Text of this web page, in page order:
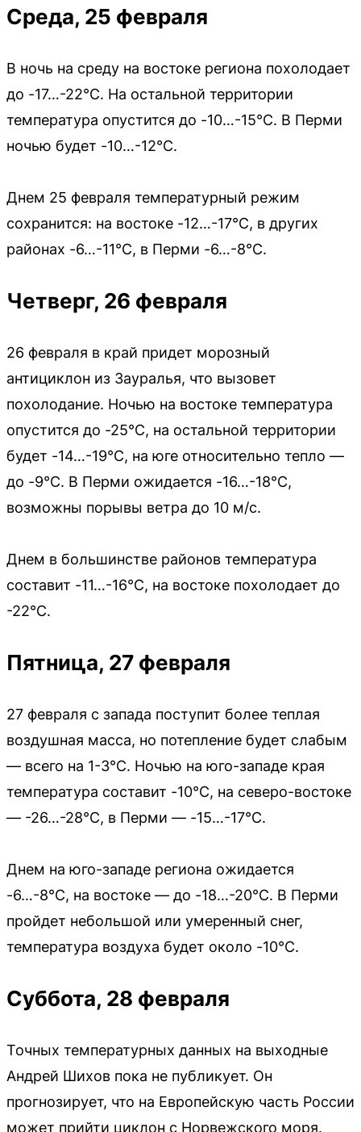
Среда, 25 февраля
В ночь на среду на востоке региона похолодает
до -17…-22°C. На остальной территории
температура опустится до -10…-15°C. В Перми
ночью будет -10…-12°C.
Днем 25 февраля температурный режим
сохранится: на востоке -12…-17°C, в других
районах -6…-11°C, в Перми -6…-8°C.
Четверг, 26 февраля
26 февраля в край придет морозный
антициклон из Зауралья, что вызовет
похолодание. Ночью на востоке температура
опустится до -25°C, на остальной территории
будет -14…-19°C, на юге относительно тепло —
до -9°C. В Перми ожидается -16…-18°C,
возможны порывы ветра до 10 м/с.
Днем в большинстве районов температура
составит -11…-16°C, на востоке похолодает до
-22°C.
Пятница, 27 февраля
27 февраля с запада поступит более теплая
воздушная масса, но потепление будет слабым
— всего на 1-3°C. Ночью на юго-западе края
температура составит -10°C, на северо-востоке
— -26…-28°C, в Перми — -15…-17°C.
Днем на юго-западе региона ожидается
-6…-8°C, на востоке — до -18…-20°C. В Перми
пройдет небольшой или умеренный снег,
температура воздуха будет около -10°C.
Суббота, 28 февраля
Точных температурных данных на выходные
Андрей Шихов пока не публикует. Он
прогнозирует, что на Европейскую часть России
может прийти циклон с Норвежского моря.